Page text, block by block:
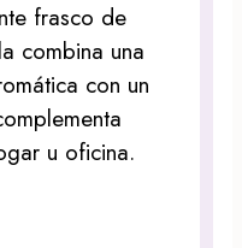
frasco de
combina una
con un
u oficina.